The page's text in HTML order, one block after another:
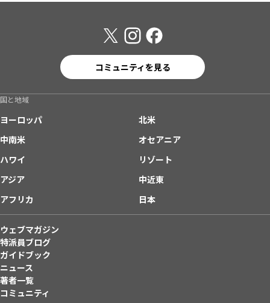
コミュニティを見る
国と地域
ヨーロッパ
北米
中南米
オセアニア
ハワイ
リゾート
アジア
中近東
アフリカ
日本
ウェブマガジン
特派員ブログ
ガイドブック
ニュース
著者一覧
コミュニティ